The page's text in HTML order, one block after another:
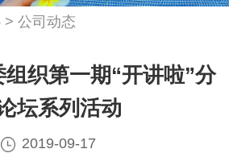
> 公司动态
组织第一期“开讲啦”分
坛系列活动
2019-09-17